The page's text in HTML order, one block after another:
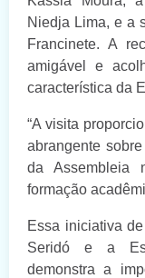
Niedja Lima, e a
Francinete. A
amigável e
característica da
“A visita
abrangente
da Assembleia
formação
Essa iniciativa
Seridó e a
demonstra a